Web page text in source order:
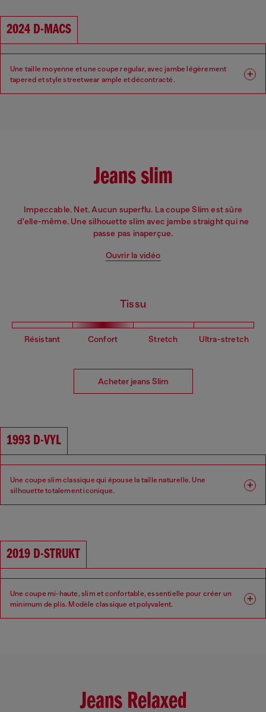
Taille : Moyenne
2024 D-MACS
Une taille moyenne et une coupe regular, avec jambe légèrement
tapered et style streetwear ample et décontracté.
Jeans slim
Impeccable. Net. Aucun superflu. La coupe Slim est sûre
d'elle-même. Une silhouette slim avec jambe straight qui ne
passe pas inaperçue.
Ouvrir la vidéo
Tissu
Résistant Confort Stretch Ultra-stretch
Acheter jeans Slim
1993 D-VYL
Une coupe slim classique qui épouse la taille naturelle. Une
silhouette totalement iconique.
Taille : Moyenne
2019 D-STRUKT
Une coupe mi-haute, slim et confortable, essentielle pour créer un
minimum de plis. Modèle classique et polyvalent.
Jeans Relaxed